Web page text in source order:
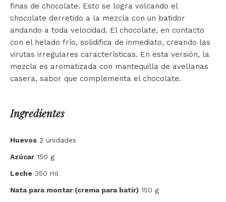
finas de chocolate. Esto se logra volcando el
chocolate derretido a la mezcla con un batidor
andando a toda velocidad. El chocolate, en contacto
con el helado frío, solidifica de inmediato, creando las
virutas irregulares características. En esta versión, la
mezcla es aromatizada con mantequilla de avellanas
casera, sabor que complementa el chocolate.
Ingredientes
Huevos 2 unidades
Azúcar 150 g
Leche 350 ml
Nata para montar (crema para batir) 150 g